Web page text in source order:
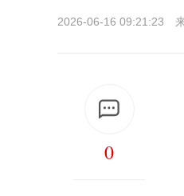
2026-06-16 09:21:23
0